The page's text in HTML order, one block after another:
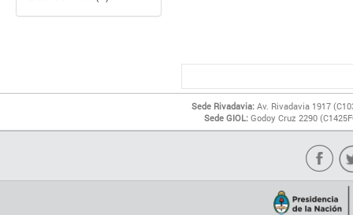
Sede Rivadavia: Av. Rivadavia 1917
Sede GIOL: Godoy Cruz 2290